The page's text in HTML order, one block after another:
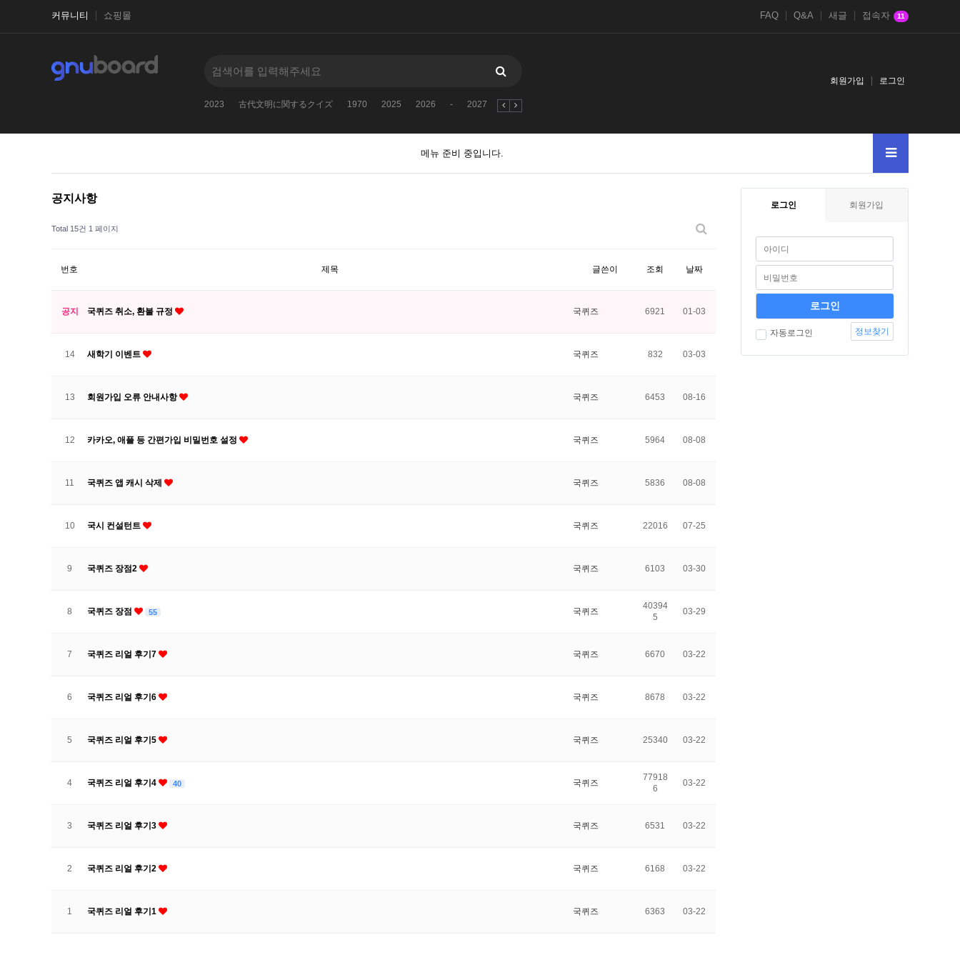
커뮤니티 쇼핑몰 FAQ Q&A 새글 접속자 11
2023 古代文明に関するクイズ 1970 2025 2026 - 2027 2023
회원가입 로그인
메뉴 준비 중입니다.
공지사항
Total 15건 1 페이지
번호 제목 글쓴이 조회 날짜
공지 국퀴즈 취소, 환불 규정 국퀴즈 6921 01-03
14 새학기 이벤트 국퀴즈 832 03-03
13 회원가입 오류 안내사항 국퀴즈 6453 08-16
12 카카오, 애플 등 간편가입 비밀번호 설정 국퀴즈 5964 08-08
11 국퀴즈 앱 캐시 삭제 국퀴즈 5836 08-08
10 국시 컨설턴트 국퀴즈 22016 07-25
9 국퀴즈 장점2 국퀴즈 6103 03-30
8 국퀴즈 장점 55 국퀴즈
40394
5
03-29
7 국퀴즈 리얼 후기7 국퀴즈 6670 03-22
6 국퀴즈 리얼 후기6 국퀴즈 8678 03-22
5 국퀴즈 리얼 후기5 국퀴즈 25340 03-22
4 국퀴즈 리얼 후기4 40 국퀴즈
77918
6
03-22
3 국퀴즈 리얼 후기3 국퀴즈 6531 03-22
2 국퀴즈 리얼 후기2 국퀴즈 6168 03-22
1 국퀴즈 리얼 후기1 국퀴즈 6363 03-22
로그인 회원가입
자동로그인 정보찾기